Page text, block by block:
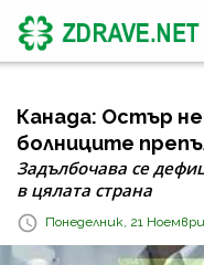
Канада: Остър
болниците
Задълбочава се
в цялата страна
Понеделник, 21 Ноември